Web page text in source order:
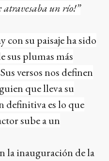
un río!”
con su paisaje ha sido
sus plumas más
versos nos definen
que lleva su
definitiva es lo que
sube a un
la inauguración de la